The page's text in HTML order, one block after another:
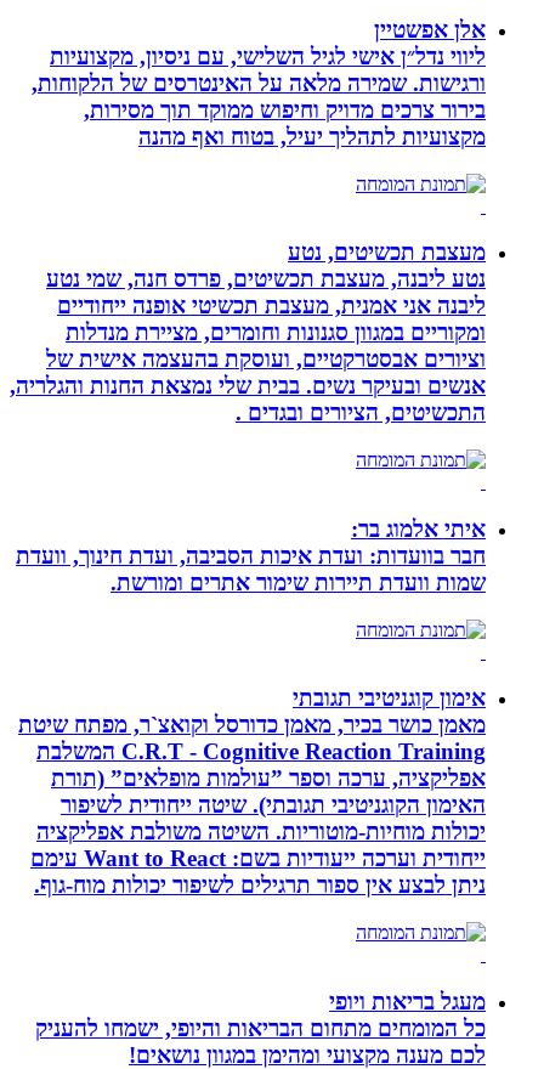
אלן אפשטיין
ליווי נדל״ן אישי לגיל השלישי, עם ניסיון, מקצועיות
ורגישות. שמירה מלאה על האינטרסים של הלקוחות,
בירור צרכים מדויק וחיפוש ממוקד תוך מסירות,
מקצועיות לתהליך יעיל, בטוח ואף מהנה
מעצבת תכשיטים, נטע
נטע ליבנה, מעצבת תכשיטים, פרדס חנה, שמי נטע
ליבנה אני אמנית, מעצבת תכשיטי אופנה ייחודיים
ומקוריים במגוון סגנונות וחומרים, מציירת מנדלות
וציורים אבסטרקטיים, ועוסקת בהעצמה אישית של
אנשים ובעיקר נשים. בבית שלי נמצאת החנות והגלריה,
התכשיטים, הציורים ובגדים .
איתי אלמוג בר:
חבר בוועדות: ועדת איכות הסביבה, ועדת חינוך, וועדת
שמות וועדת תיירות שימור אתרים ומורשת.
אימון קוגניטיבי תגובתי
מאמן כושר בכיר, מאמן כדורסל וקואצ`ר, מפתח שיטת
C.R.T - Cognitive Reaction Training המשלבת
אפליקציה, ערכה וספר ”עולמות מופלאים” (תורת
האימון הקוגניטיבי תגובתי). שיטה ייחודית לשיפור
יכולות מוחיות-מוטוריות. השיטה משולבת אפליקציה
ייחודית וערכה ייעודיות בשם: Want to React עימם
ניתן לבצע אין ספור תרגילים לשיפור יכולות מוח-גוף.
מעגל בריאות ויופי
כל המומחים מתחום הבריאות והיופי, ישמחו להעניק
לכם מענה מקצועי ומהימן במגוון נושאים!